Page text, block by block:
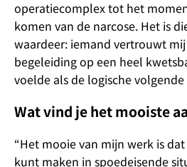
operatiecomplex tot het
komen van de narcose. Het is
waardeer: iemand vertrouwt
begeleiding op een heel
voelde als de logische volgende
Wat vind je het mooiste
“Het mooie van mijn werk is
kunt maken in spoedeisende